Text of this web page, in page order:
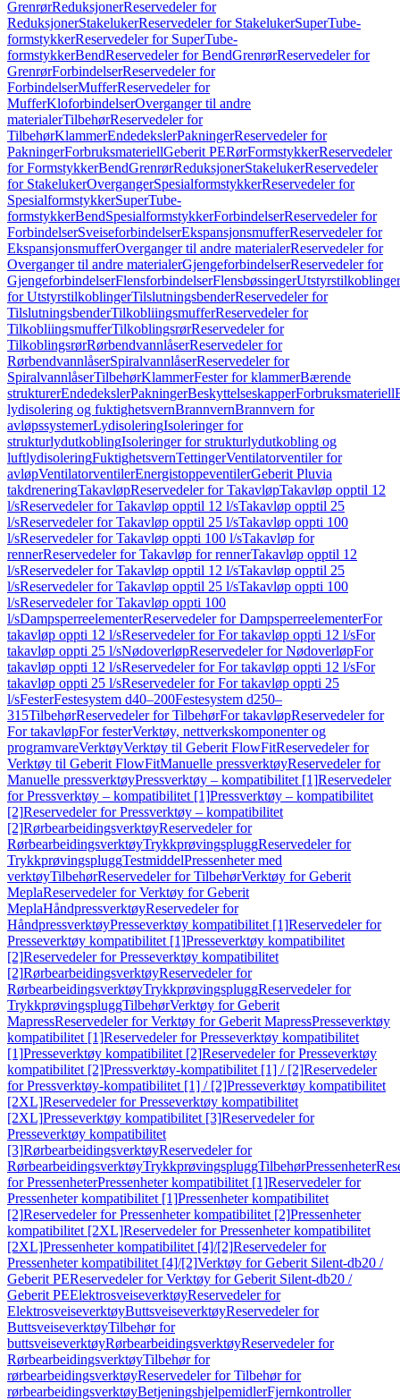
GrenrørReduksjonerReservedeler for
ReduksjonerStakelukerReservedeler for StakelukerSuperTube-
formstykkerReservedeler for SuperTube-
formstykkerBendReservedeler for BendGrenrørReservedeler for
GrenrørForbindelserReservedeler for
ForbindelserMufferReservedeler for
MufferKloforbindelserOverganger til andre
materialerTilbehørReservedeler for
TilbehørKlammerEndedekslerPakningerReservedeler for
PakningerForbruksmateriellGeberit PERørFormstykkerReservedeler
for FormstykkerBendGrenrørReduksjonerStakelukerReservedeler
for StakelukerOvergangerSpesialformstykkerReservedeler for
SpesialformstykkerSuperTube-
formstykkerBendSpesialformstykkerForbindelserReservedeler for
ForbindelserSveiseforbindelserEkspansjonsmufferReservedeler for
EkspansjonsmufferOverganger til andre materialerReservedeler for
Overganger til andre materialerGjengeforbindelserReservedeler for
GjengeforbindelserFlensforbindelserFlensbøssingerUtstyrstilkoblinger
for UtstyrstilkoblingerTilslutningsbenderReservedeler for
TilslutningsbenderTilkobliingsmufferReservedeler for
TilkobliingsmufferTilkoblingsrørReservedeler for
TilkoblingsrørRørbendvannlåserReservedeler for
RørbendvannlåserSpiralvannlåserReservedeler for
SpiralvannlåserTilbehørKlammerFester for klammerBærende
strukturerEndedekslerPakningerBeskyttelseskapperForbruksmateriell
lydisolering og fuktighetsvernBrannvernBrannvern for
avløpssystemerLydisoleringIsoleringer for
strukturlydutkoblingIsoleringer for strukturlydutkobling og
luftlydisoleringFuktighetsvernTettingerVentilatorventiler for
avløpVentilatorventilerEnergistoppeventilerGeberit Pluvia
takdreneringTakavløpReservedeler for TakavløpTakavløp opptil 12
l/sReservedeler for Takavløp opptil 12 l/sTakavløp opptil 25
l/sReservedeler for Takavløp opptil 25 l/sTakavløp oppti 100
l/sReservedeler for Takavløp oppti 100 l/sTakavløp for
rennerReservedeler for Takavløp for rennerTakavløp opptil 12
l/sReservedeler for Takavløp opptil 12 l/sTakavløp opptil 25
l/sReservedeler for Takavløp opptil 25 l/sTakavløp oppti 100
l/sReservedeler for Takavløp oppti 100
l/sDampsperreelementerReservedeler for DampsperreelementerFor
takavløp oppti 12 l/sReservedeler for For takavløp oppti 12 l/sFor
takavløp oppti 25 l/sNødoverløpReservedeler for NødoverløpFor
takavløp oppti 12 l/sReservedeler for For takavløp oppti 12 l/sFor
takavløp oppti 25 l/sReservedeler for For takavløp oppti 25
l/sFesterFestesystem d40–200Festesystem d250–
315TilbehørReservedeler for TilbehørFor takavløpReservedeler for
For takavløpFor festerVerktøy, nettverkskomponenter og
programvareVerktøyVerktøy til Geberit FlowFitReservedeler for
Verktøy til Geberit FlowFitManuelle pressverktøyReservedeler for
Manuelle pressverktøyPressverktøy – kompatibilitet [1]Reservedeler
for Pressverktøy – kompatibilitet [1]Pressverktøy – kompatibilitet
[2]Reservedeler for Pressverktøy – kompatibilitet
[2]RørbearbeidingsverktøyReservedeler for
RørbearbeidingsverktøyTrykkprøvingspluggReservedeler for
TrykkprøvingspluggTestmiddelPressenheter med
verktøyTilbehørReservedeler for TilbehørVerktøy for Geberit
MeplaReservedeler for Verktøy for Geberit
MeplaHåndpressverktøyReservedeler for
HåndpressverktøyPresseverktøy kompatibilitet [1]Reservedeler for
Presseverktøy kompatibilitet [1]Presseverktøy kompatibilitet
[2]Reservedeler for Presseverktøy kompatibilitet
[2]RørbearbeidingsverktøyReservedeler for
RørbearbeidingsverktøyTrykkprøvingspluggReservedeler for
TrykkprøvingspluggTilbehørVerktøy for Geberit
MapressReservedeler for Verktøy for Geberit MapressPresseverktøy
kompatibilitet [1]Reservedeler for Presseverktøy kompatibilitet
[1]Presseverktøy kompatibilitet [2]Reservedeler for Presseverktøy
kompatibilitet [2]Pressverktøy-kompatibilitet [1] / [2]Reservedeler
for Pressverktøy-kompatibilitet [1] / [2]Presseverktøy kompatibilitet
[2XL]Reservedeler for Presseverktøy kompatibilitet
[2XL]Presseverktøy kompatibilitet [3]Reservedeler for
Presseverktøy kompatibilitet
[3]RørbearbeidingsverktøyReservedeler for
RørbearbeidingsverktøyTrykkprøvingspluggTilbehørPressenheter
for PressenheterPressenheter kompatibilitet [1]Reservedeler for
Pressenheter kompatibilitet [1]Pressenheter kompatibilitet
[2]Reservedeler for Pressenheter kompatibilitet [2]Pressenheter
kompatibilitet [2XL]Reservedeler for Pressenheter kompatibilitet
[2XL]Pressenheter kompatibilitet [4]/[2]Reservedeler for
Pressenheter kompatibilitet [4]/[2]Verktøy for Geberit Silent-db20 /
Geberit PEReservedeler for Verktøy for Geberit Silent-db20 /
Geberit PEElektrosveiseverktøyReservedeler for
ElektrosveiseverktøyButtsveiseverktøyReservedeler for
ButtsveiseverktøyTilbehør for
buttsveiseverktøyRørbearbeidingsverktøyReservedeler for
RørbearbeidingsverktøyTilbehør for
rørbearbeidingsverktøyReservedeler for Tilbehør for
rørbearbeidingsverktøyBetjeningshjelpemidlerFjernkontroller